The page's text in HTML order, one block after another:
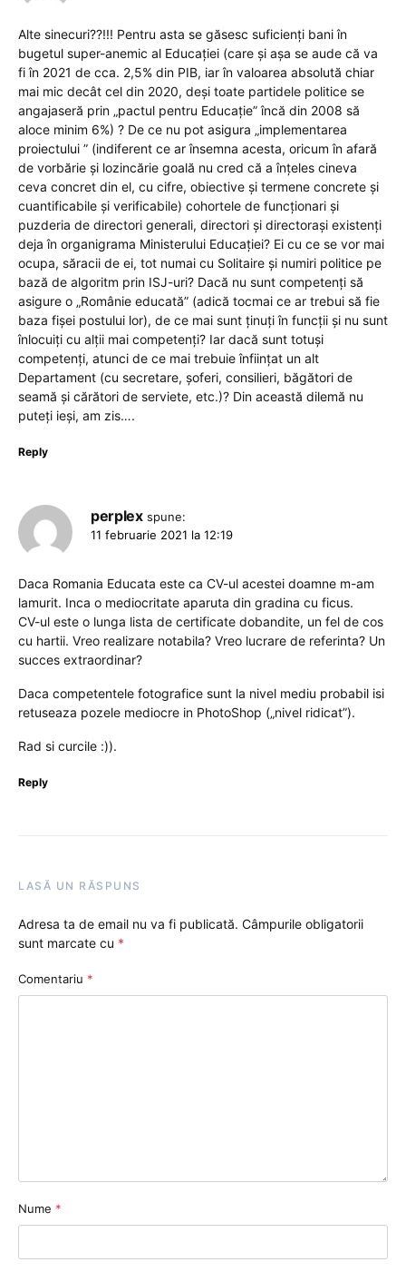
Alte sinecuri??!!! Pentru asta se găsesc suficienți bani în
bugetul super-anemic al Educației (care și așa se aude că va
fi în 2021 de cca. 2,5% din PIB, iar în valoarea absolută chiar
mai mic decât cel din 2020, deși toate partidele politice se
angajaseră prin „pactul pentru Educație” încă din 2008 să
aloce minim 6%) ? De ce nu pot asigura „implementarea
proiectului ” (indiferent ce ar însemna acesta, oricum în afară
de vorbărie și lozincărie goală nu cred că a înțeles cineva
ceva concret din el, cu cifre, obiective și termene concrete și
cuantificabile și verificabile) cohortele de funcționari și
puzderia de directori generali, directori și directorași existenți
deja în organigrama Ministerului Educației? Ei cu ce se vor mai
ocupa, săracii de ei, tot numai cu Solitaire și numiri politice pe
bază de algoritm prin ISJ-uri? Dacă nu sunt competenți să
asigure o „Românie educată” (adică tocmai ce ar trebui să fie
baza fișei postului lor), de ce mai sunt ținuți în funcții și nu sunt
înlocuiți cu alții mai competenți? Iar dacă sunt totuși
competenți, atunci de ce mai trebuie înființat un alt
Departament (cu secretare, șoferi, consilieri, băgători de
seamă și cărători de serviete, etc.)? Din această dilemă nu
puteți ieși, am zis….
Reply
perplex spune:
11 februarie 2021 la 12:19
Daca Romania Educata este ca CV-ul acestei doamne m-am
lamurit. Inca o mediocritate aparuta din gradina cu ficus.
CV-ul este o lunga lista de certificate dobandite, un fel de cos
cu hartii. Vreo realizare notabila? Vreo lucrare de referinta? Un
succes extraordinar?
Daca competentele fotografice sunt la nivel mediu probabil isi
retuseaza pozele mediocre in PhotoShop („nivel ridicat”).
Rad si curcile :)).
Reply
LASĂ UN RĂSPUNS
Adresa ta de email nu va fi publicată. Câmpurile obligatorii
sunt marcate cu *
Comentariu *
Nume *